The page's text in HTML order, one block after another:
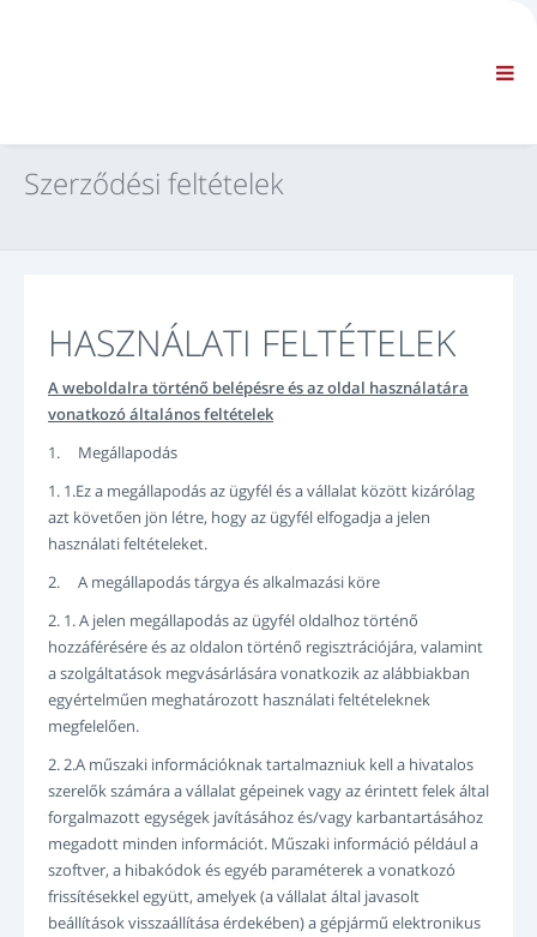
ALAPÉRTELMEZETT NAVIGÁCIÓ
SZERZŐDÉSI FELTÉTELEK
Alkatrész-katalógus
Képzés
Javítási időtervek / Eszközök
Special Tools
Diagnosztikai eszközök
ECU-újraprogramozás
Mentési anyag
BEJELENTKEZÉS
REGISZTRÁCIÓ
Szerződési feltételek
HASZNÁLATI FELTÉTELEK
A weboldalra történő belépésre és az oldal használatára
vonatkozó általános feltételek
1. Megállapodás
1. 1.Ez a megállapodás az ügyfél és a vállalat között kizárólag
azt követően jön létre, hogy az ügyfél elfogadja a jelen
használati feltételeket.
2. A megállapodás tárgya és alkalmazási köre
2. 1. A jelen megállapodás az ügyfél oldalhoz történő
hozzáférésére és az oldalon történő regisztrációjára, valamint
a szolgáltatások megvásárlására vonatkozik az alábbiakban
egyértelműen meghatározott használati feltételeknek
megfelelően.
2. 2.A műszaki információknak tartalmazniuk kell a hivatalos
szerelők számára a vállalat gépeinek vagy az érintett felek által
forgalmazott egységek javításához és/vagy karbantartásához
megadott minden információt. Műszaki információ például a
szoftver, a hibakódok és egyéb paraméterek a vonatkozó
frissítésekkel együtt, amelyek (a vállalat által javasolt
beállítások visszaállítása érdekében) a gépjármű elektronikus